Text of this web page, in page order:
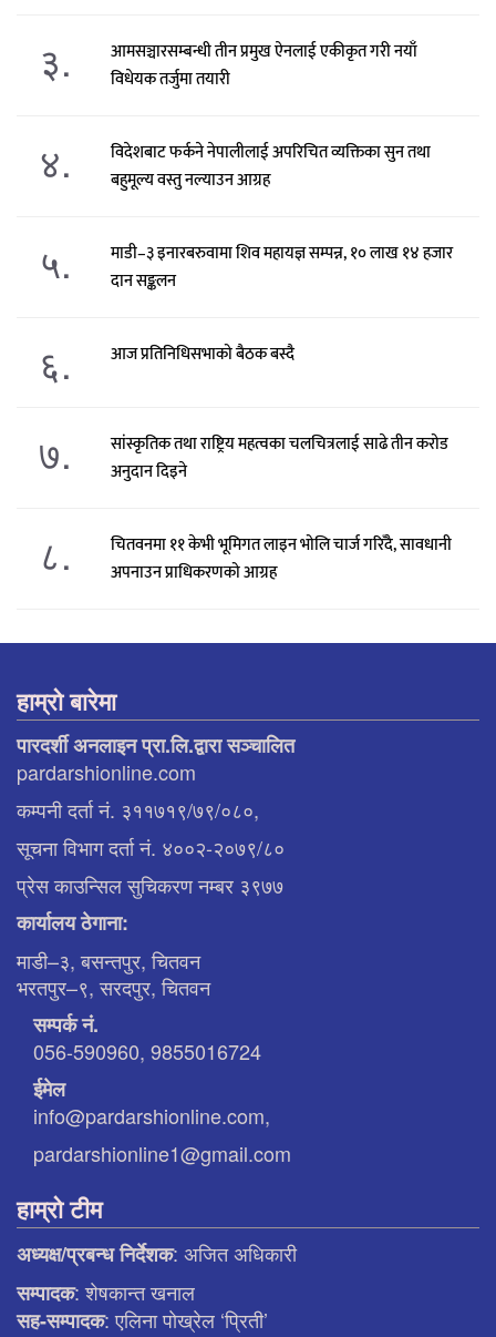
३.
आमसञ्चारसम्बन्धी तीन प्रमुख ऐनलाई एकीकृत गरी नयाँ
विधेयक तर्जुमा तयारी
४.
विदेशबाट फर्कने नेपालीलाई अपरिचित व्यक्तिका सुन तथा
बहुमूल्य वस्तु नल्याउन आग्रह
५.
माडी–३ इनारबरुवामा शिव महायज्ञ सम्पन्न, १० लाख १४ हजार
दान सङ्कलन
६. आज प्रतिनिधिसभाको बैठक बस्दै
७.
सांस्कृतिक तथा राष्ट्रिय महत्वका चलचित्रलाई साढे तीन करोड
अनुदान दिइने
८.
चितवनमा ११ केभी भूमिगत लाइन भोलि चार्ज गरिँदै, सावधानी
अपनाउन प्राधिकरणको आग्रह
हाम्रो बारेमा
पारदर्शी अनलाइन प्रा.लि.द्वारा सञ्चालित
pardarshionline.com
कम्पनी दर्ता नं. ३११७१९/७९/०८०,
सूचना विभाग दर्ता नं. ४००२-२०७९/८०
प्रेस काउन्सिल सुचिकरण नम्बर ३९७७
कार्यालय ठेगाना:
माडी–३, बसन्तपुर, चितवन
भरतपुर–९, सरदपुर, चितवन
सम्पर्क नं.
056-590960, 9855016724
ईमेल
info@pardarshionline.com,
pardarshionline1@gmail.com
हाम्रो टीम
अध्यक्ष/प्रबन्ध निर्देशक: अजित अधिकारी
सम्पादक: शेषकान्त खनाल
सह-सम्पादक: एलिना पाेख्रेल ‘प्रिती’